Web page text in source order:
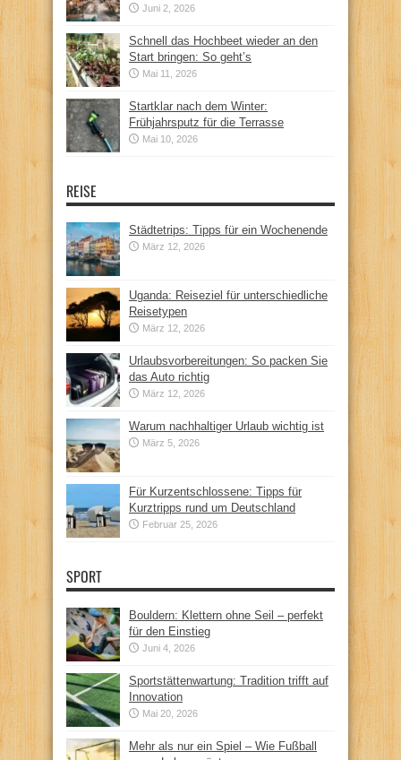
Juni 2, 2026
Schnell das Hochbeet wieder an den
Start bringen: So geht’s
Mai 11, 2026
Startklar nach dem Winter:
Frühjahrsputz für die Terrasse
Mai 10, 2026
REISE
Städtetrips: Tipps für ein Wochenende
März 12, 2026
Uganda: Reiseziel für unterschiedliche
Reisetypen
März 12, 2026
Urlaubsvorbereitungen: So packen Sie
das Auto richtig
März 12, 2026
Warum nachhaltiger Urlaub wichtig ist
März 5, 2026
Für Kurzentschlossene: Tipps für
Kurztripps rund um Deutschland
Februar 25, 2026
SPORT
Bouldern: Klettern ohne Seil – perfekt
für den Einstieg
Juni 4, 2026
Sportstättenwartung: Tradition trifft auf
Innovation
Mai 20, 2026
Mehr als nur ein Spiel – Wie Fußball